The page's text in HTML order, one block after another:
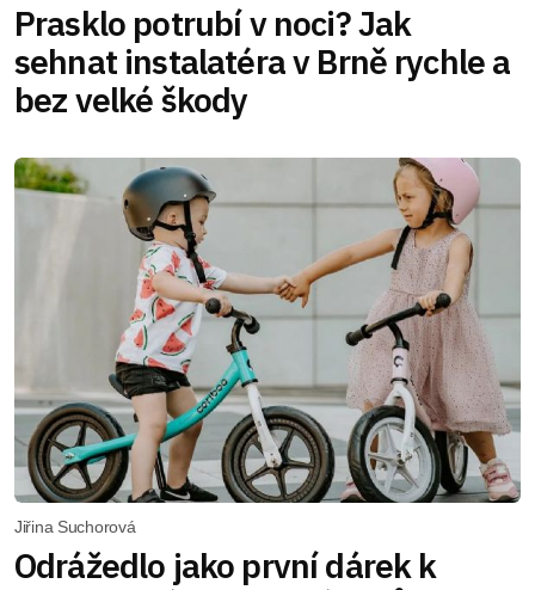
Prasklo potrubí v noci? Jak
sehnat instalatéra v Brně rychle a
bez velké škody
Jiřina Suchorová
Odrážedlo jako první dárek k